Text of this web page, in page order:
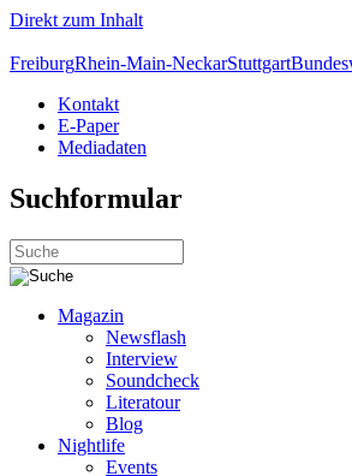
Direkt zum Inhalt
FreiburgRhein-Main-NeckarStuttgart
Kontakt
E-Paper
Mediadaten
Suchformular
Magazin
Newsflash
Interview
Soundcheck
Literatour
Blog
Nightlife
Events